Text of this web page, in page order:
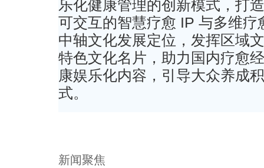
乐化健康管理的创新模式，打
可交互的智慧疗愈 IP 与多维
中轴文化发展定位，发挥区域
特色文化名片，助力国内疗愈
康娱乐化内容，引导大众养成
式。
新闻聚焦